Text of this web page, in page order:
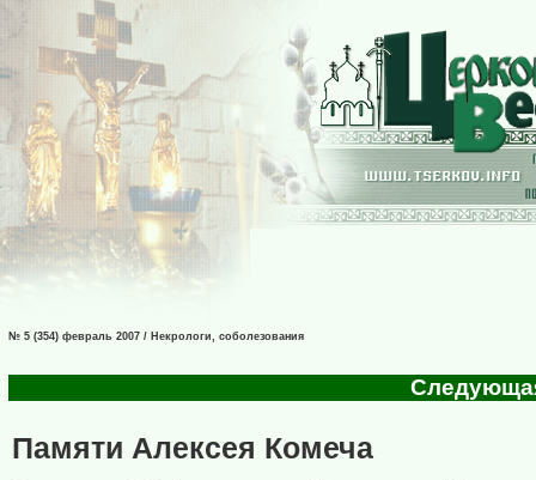
№ 5 (354) февраль 2007 / Некрологи, соболезования
Памяти Алексея Комеча